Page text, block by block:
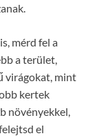
mérd fel a
a terület,
virágokat, mint
kertek
növényekkel,
el